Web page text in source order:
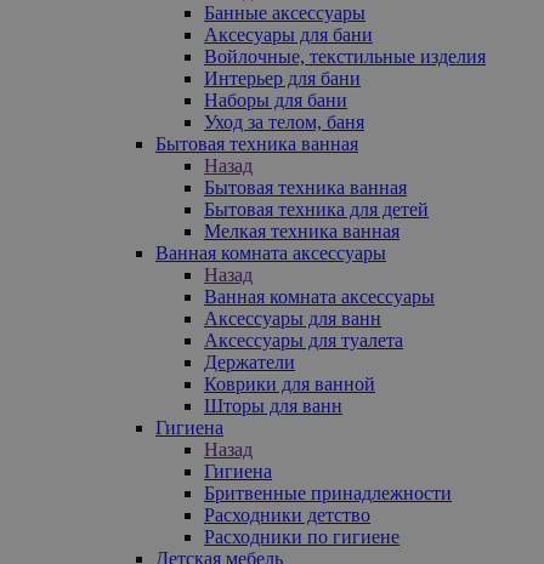
Банные аксессуары
Аксесуары для бани
Войлочные, текстильные изделия
Интерьер для бани
Наборы для бани
Уход за телом, баня
Бытовая техника ванная
Назад
Бытовая техника ванная
Бытовая техника для детей
Мелкая техника ванная
Ванная комната аксессуары
Назад
Ванная комната аксессуары
Аксессуары для ванн
Аксессуары для туалета
Держатели
Коврики для ванной
Шторы для ванн
Гигиена
Назад
Гигиена
Бритвенные принадлежности
Расходники детство
Расходники по гигиене
Детская мебель